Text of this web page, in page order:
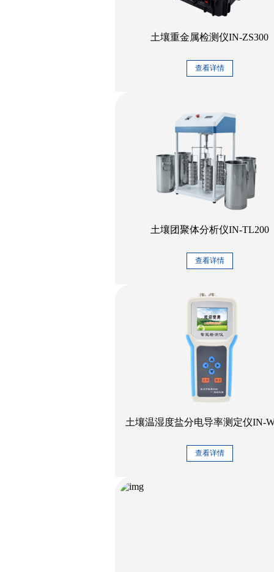
土壤重金属检测仪IN-ZS300
查看详情
土壤团聚体分析仪IN-TL200
查看详情
土壤温湿度盐分电导率测定仪IN-
查看详情